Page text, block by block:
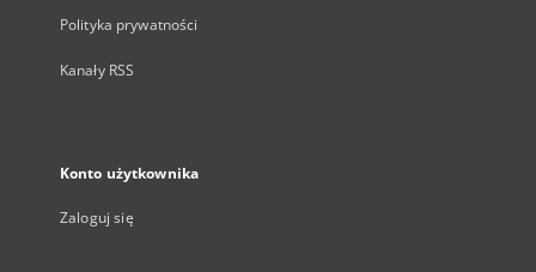
Polityka prywatności
Kanały RSS
Konto użytkownika
Zaloguj się